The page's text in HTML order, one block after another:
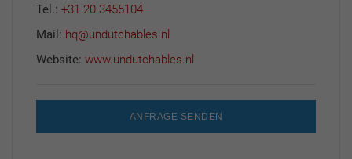
Tel.: +31 20 3455104
Mail: hq@undutchables.nl
Website: www.undutchables.nl
ANFRAGE SENDEN